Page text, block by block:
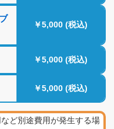
￥5,000 (税込)
￥5,000 (税込)
￥5,000 (税込)
ど別途費用が発生する場